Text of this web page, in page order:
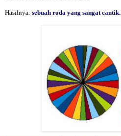
Hasilnya: sebuah roda yang sangat cantik.